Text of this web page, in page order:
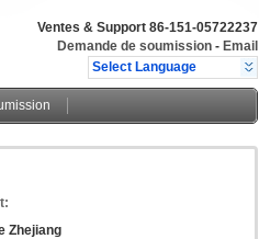
Ventes & Support 86-151-05722237
Demande de soumission - Email
Select Language
Zhejiang